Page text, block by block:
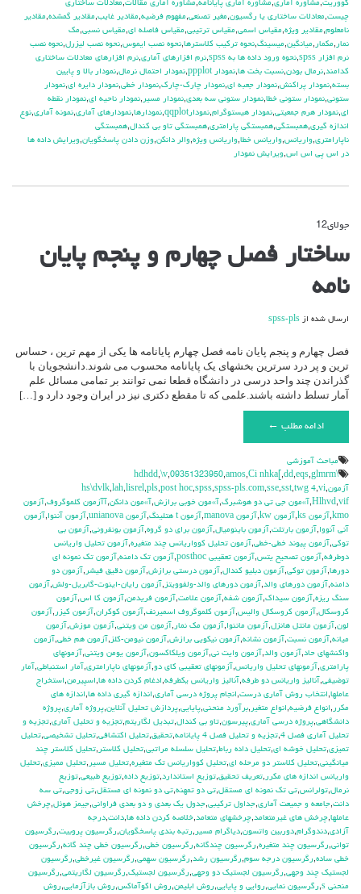
كووريت,مشاوره آماري,مشاوره آماري پايانامه,مشاوره آماري مقالات,معادلات ساختاری
چیست,معادلات ساختاری یا رگسیون,مغير تصنعي,مفهوم فرضيه,مقادير غايب,مقادير گمشده,مقادير
نامعلوم,مقادير ويژه,مقياس اسمي,مقياس ترتيبي,مقياس فاصله اي,مقياس نسبي,مك
نمار ,مكمار ,ميانگين,ميسينگ,نحوه تركيب كلاسترها,نحوه نصب ايموس,نحوه نصب ليزرل,نحوه نصب
نرم افزار spss
,نحوه ورود داده ها به spss ,نرم افزارهاي آماري,نرم افزارهای معادلات ساختاری
کدامند,نرمال بودن,نسبت بخت ها,نمودار ppplot ,نمودار احتمال نرمال,نمودار بالا و پايين
بسته,نمودار پراكنش,نمودار جعبه اي,نمودار چارك-چارك,نمودار خطي,نمودار دايره اي,نمودار
ستوني,نمودار ستوني خطا,نمودار ستوني سه بعدي,نمودار مسير ,نمودار ناحيه اي,نمودار نقطه
اي,نمودار هرم جمعيتي,نمودار هيستوگرام,نمودارqqplot ,نمودارها,نمودارهاي آماري,نمونه آماري,نوع
اندازه گيري,همبستگي,همبستگي پارامتري,همبستگي تاو بي کندال,همبستگي
ناپارامتري,واريانس,واريانس خطا,واريانس ويژه,والر دانكن,وزن دادن پاسخگويان,ويرايش داده ها
در اس پي اس اس,ويرايش نمودار
جولای12
ساختار
فصل
پایان
ساختار فصل چهارم و پنجم پایان
نامه
ارسال شده از spss-pls
فصل چهارم و پنجم پایان نامه فصل چهارم پایانامه ها یکی از مهم ترین ، حساس
ترین و پر درد سرترین بخشهای یک پایانامه محسوب می شوند.دانشجویان با
گذراندن چند واحد درسی در دانشگاه قطعا نمی توانند بر تمامی مسائل علم
آمار تسلط داشته باشند.علمی که تا مقطع دکتری نیز در ایران وجود دارد و […]
ادامه مطلب ←
مباحث آموزشي
\hdhdd
,\v,09351323950,amos,Ci nhka[ ,dd,eqs,glmrm
آزمون,
hs\dvlk,lah,lisrel,pls,post hoc,spss,spss-pls.com,sse,sst,twg 4,vi
Hlhvd,vif
,آ»مون جي تي دو هوشبرگ,آ»مون خوبي برازش,آ»مون دانكن,آآزمون كلموگروف,آزمون
kmo
,آزمون ks ,آزمون kw ,آزمون manova ,آزمون t هتلينگ ,آزمون unianova ,آزمون آننوا,آزمون
آني آنووا,آزمون بارتلت,آزمون باينوميال,آزمون براي دو گروه,آزمون بونفروني,آزمون بي
توكي,آزمون پيوند خطي-خطي,آزمون تحليل كوواريانس چند متغيره,آزمون تحليل واريانس
دوطرفه,آزمون تصحيح يتس,آزمون تعقيبي posthoc ,آزمون تك دامنه,آزمون تك نمونه اي
دورها,آزمون توكي,آزمون دبليو كندال,آزمون درستي برازش,آزمون دقيق فيشر ,آزمون دو
دامنه,آزمون دورهاي والد,آزمون دورهاي والد-ولفوويتز ,آزمون رايان-اينوت-گابريل-ولش,آزمون
سنگ ريزه,آزمون سيداك,آزمون شفه,آزمون علامت,آزمون فريدمن,آزمون كا اس,آزمون
كروسكال,آزمون كروسكال واليس,آزمون كلموگروف اسميرنف,آزمون كوكران,آزمون كيزر ,آزمون
لون,آزمون مانتل هانزل,آزمون ماننوا,آزمون مك نمار ,آزمون من ويتني,آزمون موزش,آزمون
ميانه,آزمون نسبت,آزمون نشانه,آزمون نيكويي برازش,آزمون نيومن-كلز ,آزمون هم خطي,آزمون
واكنشهاي حاد,آزمون والد,آزمون وايت ني,آزمون ويلكاكسون,آزمون يومن ويتني,آزمونهاي
پارامتري,آزمونهاي تحليل واريانس,آزمونهاي تعقيبي كاي دو,آزمونهاي ناپارامتري,آمار استنباطي,آمار
توضيفي,آناليز واريانس دو طرفه,آناليز واريانس يکطرفه,ادغام كردن داده ها,اسپيرمن,استخراج
عاملها,انتخاب روش آماري درست,انجام پروژه درسي آماري,اندازه گيري داده ها,اندازه هاي
مكرر ,انواع فرضيه,انواع متغير ,برآورد منحني,پايايي,پردازش تحليل آنلاين,پروژه آماري,پروژه
دانشگاهي,پروژه درسي آماري,پيرسون,تاو بي کندال,تبديل لگاريتم,تجزيه و تحليل آماري,تجزيه و
تحليل آماري فصل 4
,تجزيه و تحليل فصل 4 پايانامه ,تحقيق,تحليل اكتشافي,تحليل تشخيصي,تحليل
تميزي,تحليل خوشه اي,تحليل داده رباط,تحليل سلسله مراتبي,تحليل كلاستر ,تحليل كلاستر چند
ميانگيني,تحليل كلاستر دو مرحله اي,تحليل كوواريانس تك متغيره,تحليل مسير ,تحليل مميزي,تحليل
واريانس اندازه هاي مكرر ,تعريف تحقيق,توزيع استاندارد,توزيع داده,توزيع طبيعي,توزيع
نرمال,تولرانس,تي تک نمونه اي مستقل,تي دو تمهنه,تي دو نمونه اي مستقل,تي زوجي,تي سه
دانت,جامعه و جميعت آماري,جداول تركيبي,جدول يك بعدي و دو بعدي فراواني,جيمز هوئل,چرخش
عاملها,چرخش هاي غيرمتعامد,چرخشهاي متعامد,خلاصه كردن داده ها,دانت,درجه
آزادي,دندوگرام,دوربين واتسون,دياگرام مسير ,رتبه بندي پاسخگويان,رگرسيون پروبيت,رگرسيون
تواني,رگرسيون چند متغيره,رگرسيون چندگانه,رگرسيون خطي,رگرسيون خطي چند گانه,رگرسيون
خطي ساده,رگرسيون درجه سوم,رگرسيون رشد,رگرسيون سهمي,رگرسيون غيرخطي,رگرسيون
لجستيك چند وجهي,رگرسيون لجستيك دو وجهي,رگرسيون لجستيک,رگرسيون لگاريتمي,رگرسيون
منحني s
,رگرسيون نمايي,روايي و پايايي,روش ابليمن,روش اكوآماكس,روش بازآزمايي,روش